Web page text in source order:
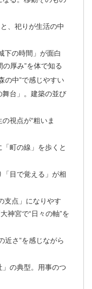
、祀りが生活の中
下の時間」が面白
厚み”を体で知る
の中”で感じやすい
台」。建築の並び
視点が“粗いま
町の線」を歩くと
目で覚える」が相
支点」になりやす
神宮で“日々の軸”を
近さ”を感じながら
の典型。用事のつ